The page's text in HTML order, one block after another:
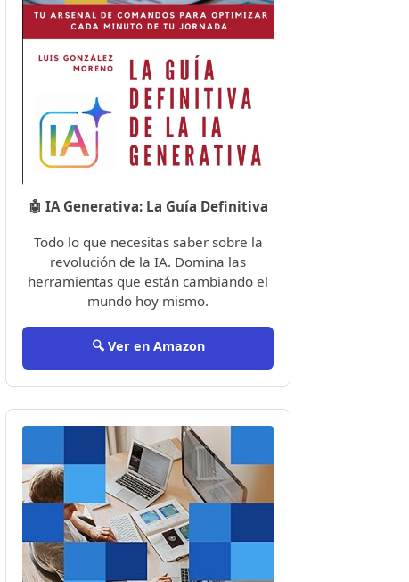
🤖 IA Generativa: La Guía Definitiva
Todo lo que necesitas saber sobre la
revolución de la IA. Domina las
herramientas que están cambiando el
mundo hoy mismo.
🔍 Ver en Amazon